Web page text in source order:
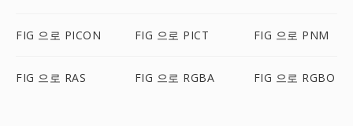
FIG 으로 PICON FIG 으로 PICT FIG 으로 PNM
FIG 으로 RAS FIG 으로 RGBA FIG 으로 RGBO